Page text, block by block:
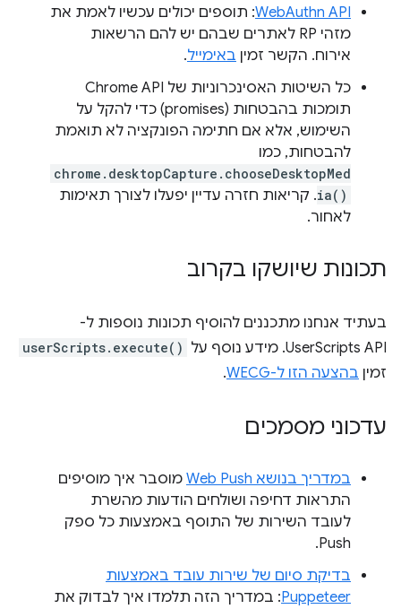
WebAuthn API: תוספים יכולים עכשיו לאמת את
מזהי RP לאתרים שבהם יש להם הרשאות
אירוח. הקשר זמין באימייל.
כל השיטות האסינכרוניות של Chrome API
תומכות בהבטחות (promises) כדי להקל על
השימוש, אלא אם חתימה הפונקציה לא תואמת
להבטחות, כמו
chrome.desktopCapture.chooseDesktopMed
ia(). קריאות חזרה עדיין יפעלו לצורך תאימות
לאחור.
תכונות שיושקו בקרוב
בעתיד אנחנו מתכננים להוסיף תכונות נוספות ל-
UserScripts API. מידע נוסף על
userScripts.execute()
זמין בהצעה הזו ל-WECG .
עדכוני מסמכים
במדריך בנושא Web Push
מוסבר איך מוסיפים
התראות דחיפה ושולחים הודעות מהשרת
לעובד השירות של התוסף באמצעות כל ספק
Push.
בדיקת סיום של שירות עובד באמצעות
Puppeteer: במדריך הזה תלמדו איך לבדוק את